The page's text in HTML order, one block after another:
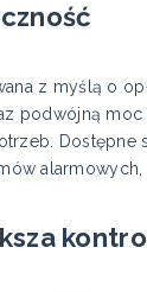
z myślą o
podwójną
Dostępne
alarmowych,